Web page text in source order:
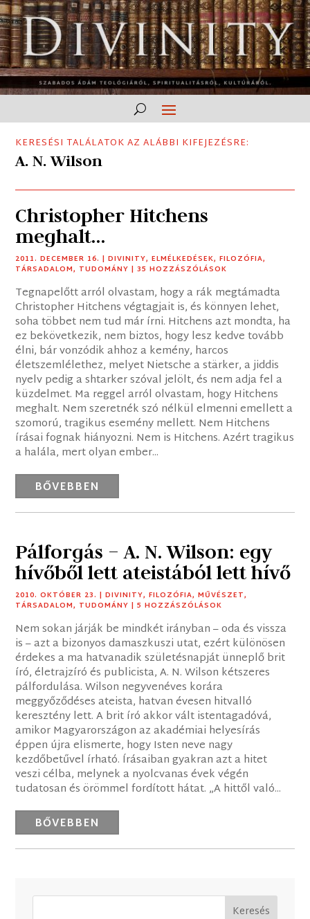
KERESÉSI TALÁLATOK AZ ALÁBBI KIFEJEZÉSRE:
A. N. Wilson
Christopher Hitchens
meghalt…
2011. DECEMBER 16. |DIVINITY,ELMÉLKEDÉSEK,FILOZÓFIA,
TÁRSADALOM, TUDOMÁNY | 35 HOZZÁSZÓLÁSOK
Tegnapelőtt arról olvastam, hogy a rák megtámadta
Christopher Hitchens végtagjait is, és könnyen lehet,
soha többet nem tud már írni. Hitchens azt mondta, ha
ez bekövetkezik, nem biztos, hogy lesz kedve tovább
élni, bár vonzódik ahhoz a kemény, harcos
életszemlélethez, melyet Nietsche a stärker, a jiddis
nyelv pedig a shtarker szóval jelölt, és nem adja fel a
küzdelmet. Ma reggel arról olvastam, hogy Hitchens
meghalt. Nem szeretnék szó nélkül elmenni emellett a
szomorú, tragikus esemény mellett. Nem Hitchens
írásai fognak hiányozni. Nem is Hitchens. Azért tragikus
a halála, mert olyan ember...
BŐVEBBEN
Pálforgás – A. N. Wilson: egy
hívőből lett ateistából lett hívő
2010. OKTÓBER 23. |DIVINITY,FILOZÓFIA,MŰVÉSZET,
TÁRSADALOM, TUDOMÁNY | 5 HOZZÁSZÓLÁSOK
Nem sokan járják be mindkét irányban – oda és vissza
is – azt a bizonyos damaszkuszi utat, ezért különösen
érdekes a ma hatvanadik születésnapját ünneplő brit
író, életrajzíró és publicista, A. N. Wilson kétszeres
pálfordulása. Wilson negyvenéves korára
meggyőződéses ateista, hatvan évesen hitvalló
keresztény lett. A brit író akkor vált istentagadóvá,
amikor Magyarországon az akadémiai helyesírás
éppen újra elismerte, hogy Isten neve nagy
kezdőbetűvel írható. Írásaiban gyakran azt a hitet
veszi célba, melynek a nyolcvanas évek végén
tudatosan és örömmel fordított hátat. „A hittől való...
BŐVEBBEN